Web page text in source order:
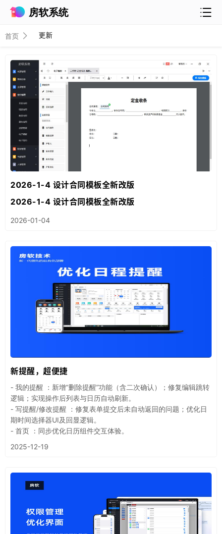
房软系统
首页 更新
2026-1-4 设计合同模板全新改版
2026-1-4 设计合同模板全新改版
2026-01-04
新提醒，超便捷
- 我的提醒 ：新增“删除提醒”功能（含二次确认）；修复编辑跳转
逻辑；实现操作后列表与日历自动刷新。
- 写提醒/修改提醒 ：修复表单提交后未自动返回的问题；优化日
期时间选择器UI及回显逻辑。
- 首页 ：同步优化日历组件交互体验。
2025-12-19